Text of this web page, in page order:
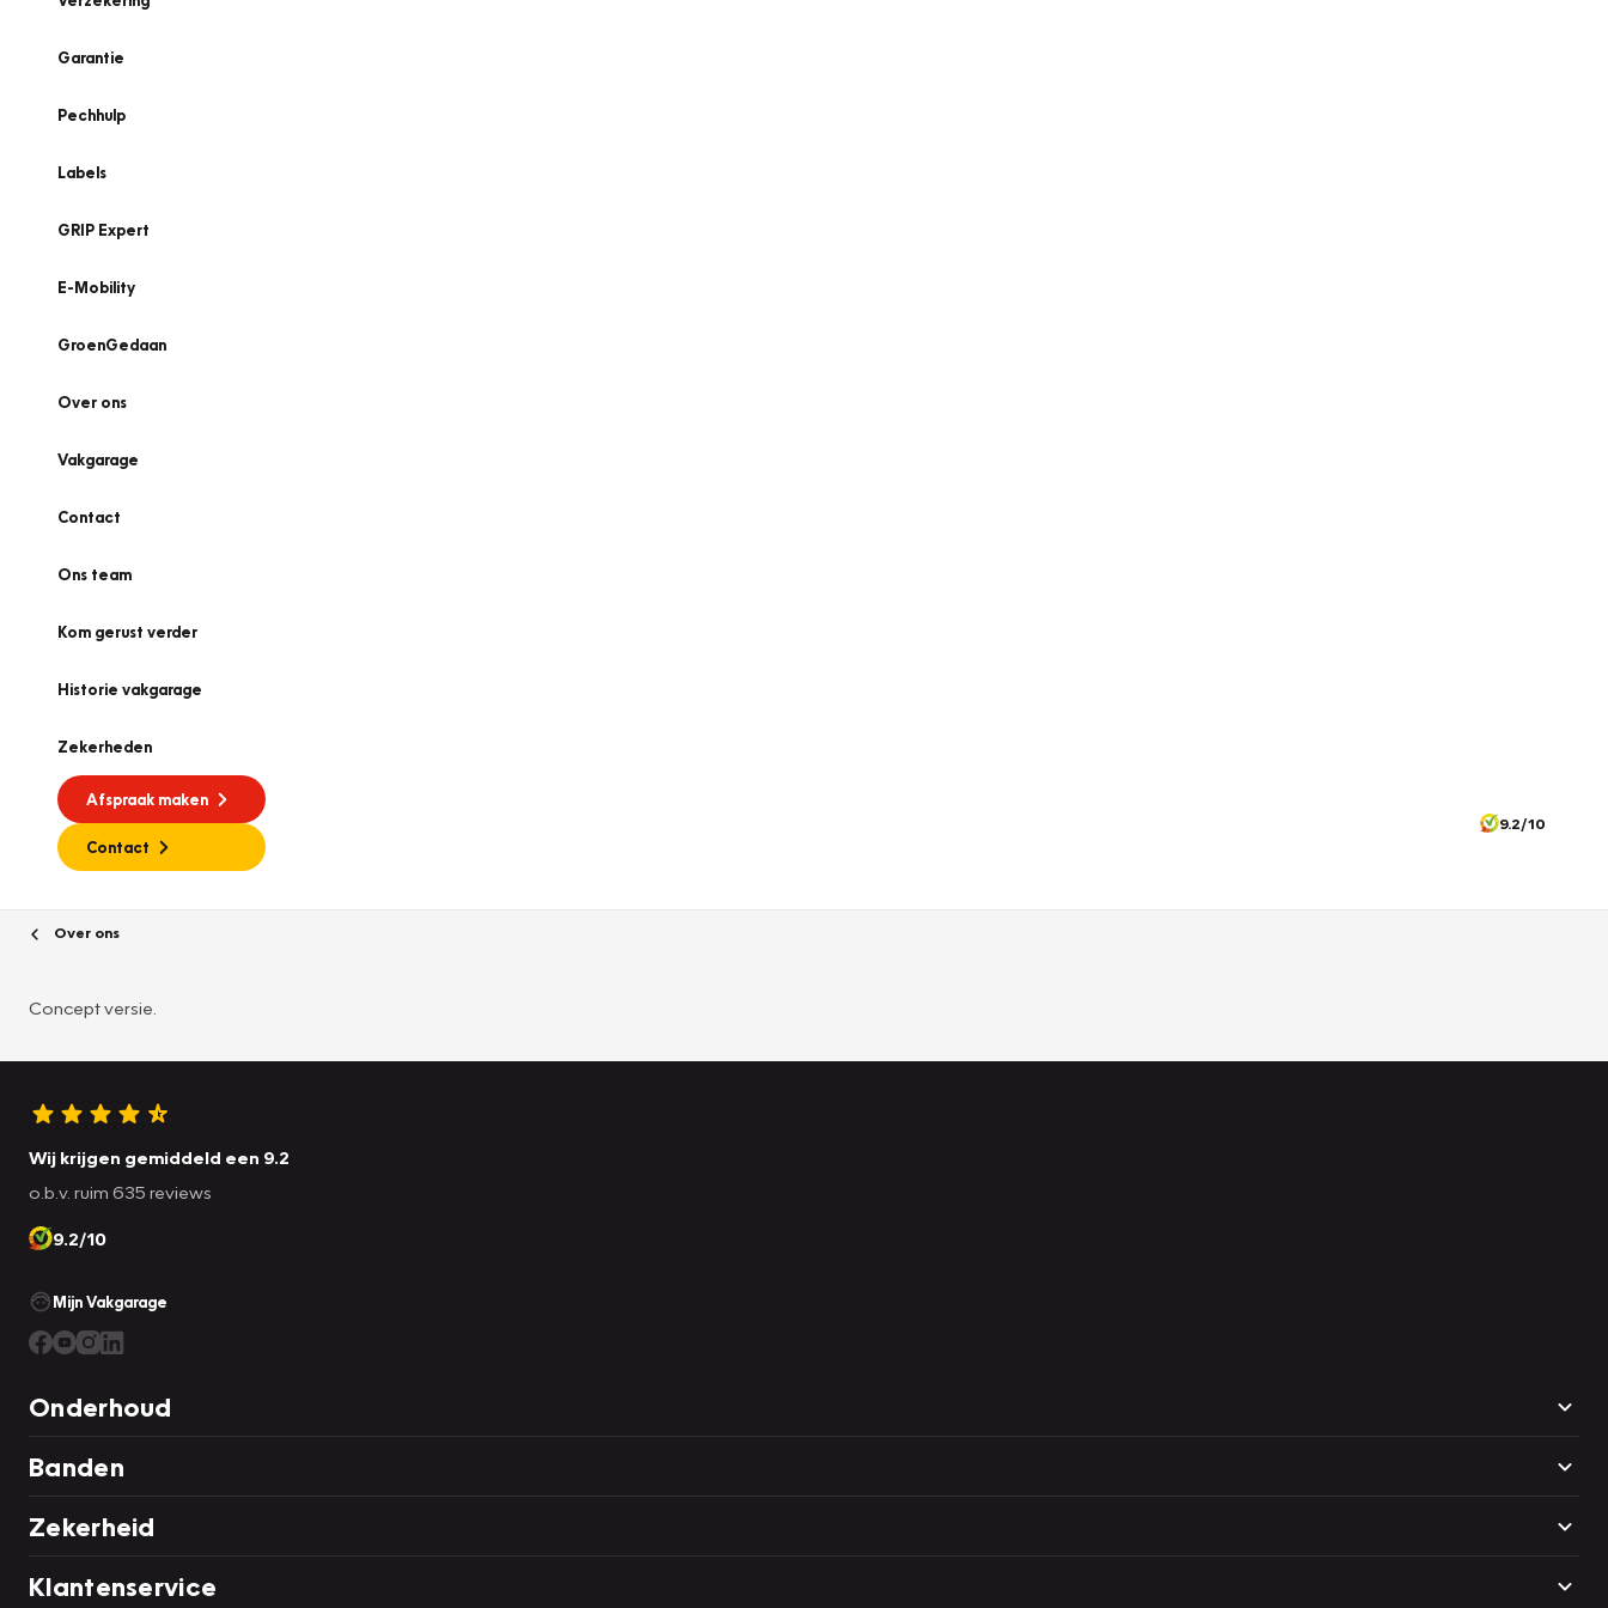
Garantie
Pechhulp
Labels
GRIP Expert
E-Mobility
GroenGedaan
Over ons
Vakgarage
Contact
Ons team
Kom gerust verder
Historie vakgarage
Zekerheden
Afspraak maken
Contact
9.2/10
Over ons
Concept versie.
Wij krijgen gemiddeld een 9.2
o.b.v. ruim 635 reviews
9.2/10
Mijn Vakgarage
Onderhoud
Banden
Zekerheid
Klantenservice